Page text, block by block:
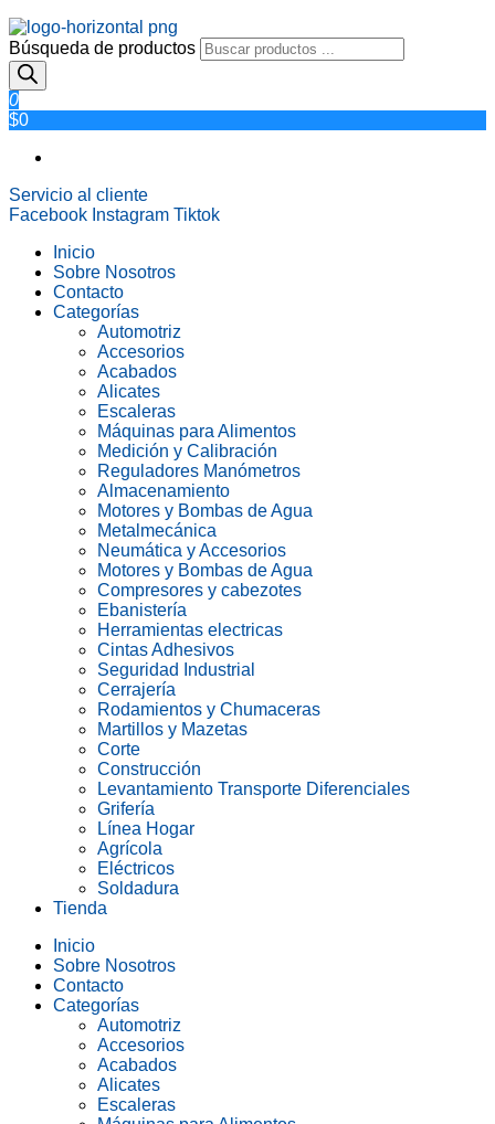
Búsqueda de productos
0
$0
Servicio al cliente
Facebook Instagram Tiktok
Inicio
Sobre Nosotros
Contacto
Categorías
Automotriz
Accesorios
Acabados
Alicates
Escaleras
Máquinas para Alimentos
Medición y Calibración
Reguladores Manómetros
Almacenamiento
Motores y Bombas de Agua
Metalmecánica
Neumática y Accesorios
Motores y Bombas de Agua
Compresores y cabezotes
Ebanistería
Herramientas electricas
Cintas Adhesivos
Seguridad Industrial
Cerrajería
Rodamientos y Chumaceras
Martillos y Mazetas
Corte
Construcción
Levantamiento Transporte Diferenciales
Grifería
Línea Hogar
Agrícola
Eléctricos
Soldadura
Tienda
Inicio
Sobre Nosotros
Contacto
Categorías
Automotriz
Accesorios
Acabados
Alicates
Escaleras